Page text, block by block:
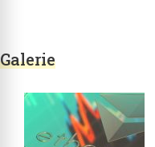
Galerie